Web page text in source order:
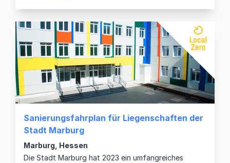
Sanierungsfahrplan für Liegenschaften der
Stadt Marburg
Marburg, Hessen
Die Stadt Marburg hat 2023 ein umfangreiches